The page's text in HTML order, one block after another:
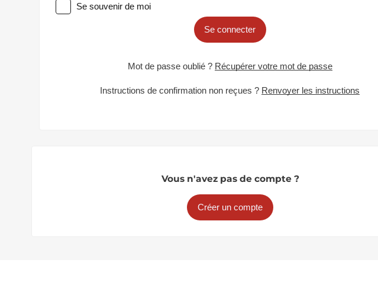
Se souvenir de moi
Se connecter
Mot de passe oublié ? Récupérer votre mot de passe
Instructions de confirmation non reçues ? Renvoyer les instructions
Vous n'avez pas de compte ?
Créer un compte